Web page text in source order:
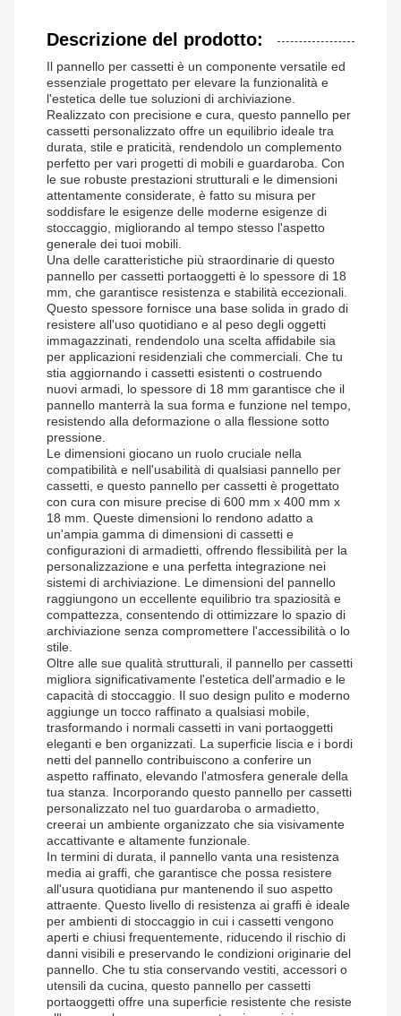
Descrizione del prodotto:
Il pannello per cassetti è un componente versatile ed
essenziale progettato per elevare la funzionalità e
l'estetica delle tue soluzioni di archiviazione.
Realizzato con precisione e cura, questo pannello per
cassetti personalizzato offre un equilibrio ideale tra
durata, stile e praticità, rendendolo un complemento
perfetto per vari progetti di mobili e guardaroba. Con
le sue robuste prestazioni strutturali e le dimensioni
attentamente considerate, è fatto su misura per
soddisfare le esigenze delle moderne esigenze di
stoccaggio, migliorando al tempo stesso l'aspetto
generale dei tuoi mobili.
Una delle caratteristiche più straordinarie di questo
pannello per cassetti portaoggetti è lo spessore di 18
mm, che garantisce resistenza e stabilità eccezionali.
Questo spessore fornisce una base solida in grado di
resistere all'uso quotidiano e al peso degli oggetti
immagazzinati, rendendolo una scelta affidabile sia
per applicazioni residenziali che commerciali. Che tu
stia aggiornando i cassetti esistenti o costruendo
nuovi armadi, lo spessore di 18 mm garantisce che il
pannello manterrà la sua forma e funzione nel tempo,
resistendo alla deformazione o alla flessione sotto
pressione.
Le dimensioni giocano un ruolo cruciale nella
compatibilità e nell'usabilità di qualsiasi pannello per
cassetti, e questo pannello per cassetti è progettato
con cura con misure precise di 600 mm x 400 mm x
18 mm. Queste dimensioni lo rendono adatto a
un'ampia gamma di dimensioni di cassetti e
configurazioni di armadietti, offrendo flessibilità per la
personalizzazione e una perfetta integrazione nei
sistemi di archiviazione. Le dimensioni del pannello
raggiungono un eccellente equilibrio tra spaziosità e
compattezza, consentendo di ottimizzare lo spazio di
archiviazione senza compromettere l'accessibilità o lo
stile.
Oltre alle sue qualità strutturali, il pannello per cassetti
migliora significativamente l'estetica dell'armadio e le
capacità di stoccaggio. Il suo design pulito e moderno
aggiunge un tocco raffinato a qualsiasi mobile,
trasformando i normali cassetti in vani portaoggetti
eleganti e ben organizzati. La superficie liscia e i bordi
netti del pannello contribuiscono a conferire un
aspetto raffinato, elevando l'atmosfera generale della
tua stanza. Incorporando questo pannello per cassetti
personalizzato nel tuo guardaroba o armadietto,
creerai un ambiente organizzato che sia visivamente
accattivante e altamente funzionale.
In termini di durata, il pannello vanta una resistenza
media ai graffi, che garantisce che possa resistere
all'usura quotidiana pur mantenendo il suo aspetto
attraente. Questo livello di resistenza ai graffi è ideale
per ambienti di stoccaggio in cui i cassetti vengono
aperti e chiusi frequentemente, riducendo il rischio di
danni visibili e preservando le condizioni originarie del
pannello. Che tu stia conservando vestiti, accessori o
utensili da cucina, questo pannello per cassetti
portaoggetti offre una superficie resistente che resiste